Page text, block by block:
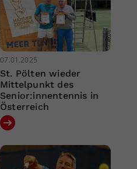
07.01.2025
St. Pölten wieder
Mittelpunkt des
Senior:innentennis in
Österreich